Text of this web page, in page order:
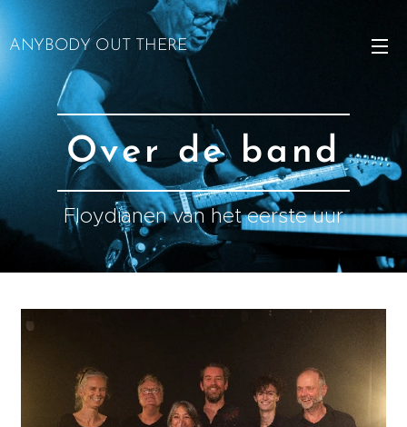
ANYBODY OUT THERE
Over de band
Floydianen van het eerste uur